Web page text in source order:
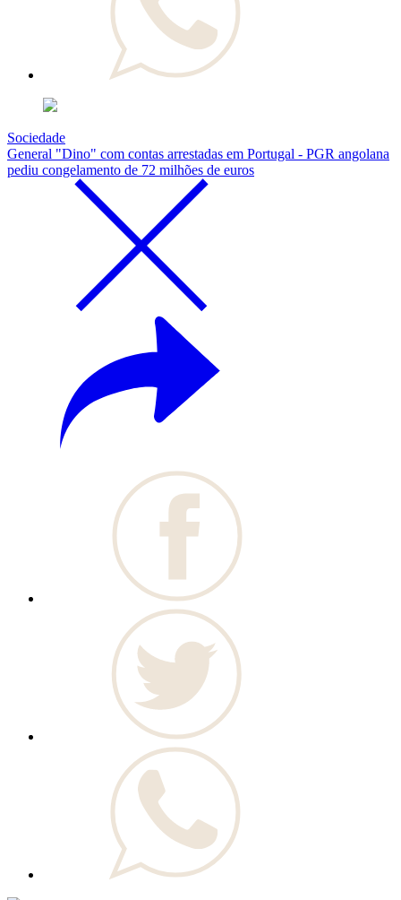
Sociedade
General "Dino" com contas arrestadas em Portugal - PGR angolana
pediu congelamento de 72 milhões de euros